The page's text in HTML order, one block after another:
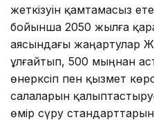
жеткізуін қамтамасыз
бойынша 2050 жылға
аясындағы жаңартулар
ұлғайтып, 500 мыңнан
өнеркәсіп пен қызмет
салаларын
өмір сүру